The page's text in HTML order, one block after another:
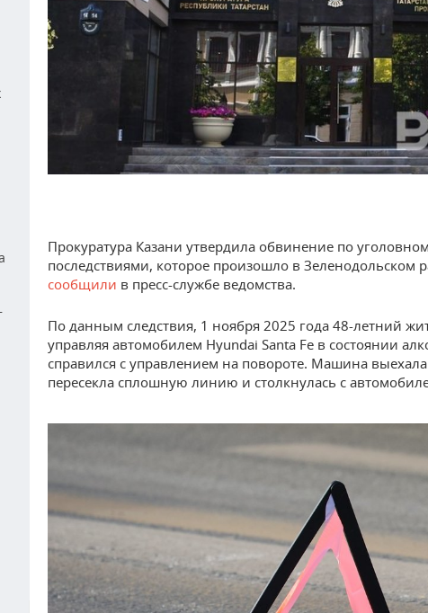
Прокуратура Казани утвердила обвинение по
последствиями, которое произошло в Зеленодольском
сообщили в пресс-службе ведомства.
По данным следствия, 1 ноября 2025 года 48-летний
управляя автомобилем Hyundai Santa Fe в состоянии
справился с управлением на повороте. Машина
пересекла сплошную линию и столкнулась с